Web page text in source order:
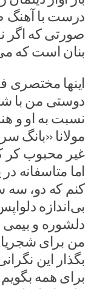
درست با آهنگ
صورتی که اگر
بنان است که
اینها مختصری
دوستی من با
نسبت به او و
مولانا «بانگ
غیر محبوب کر
اما متاسفانه
کنم که دو،
بی‌اندازه
دلشوره و بیمی
من برای
بگذار این
برای همه